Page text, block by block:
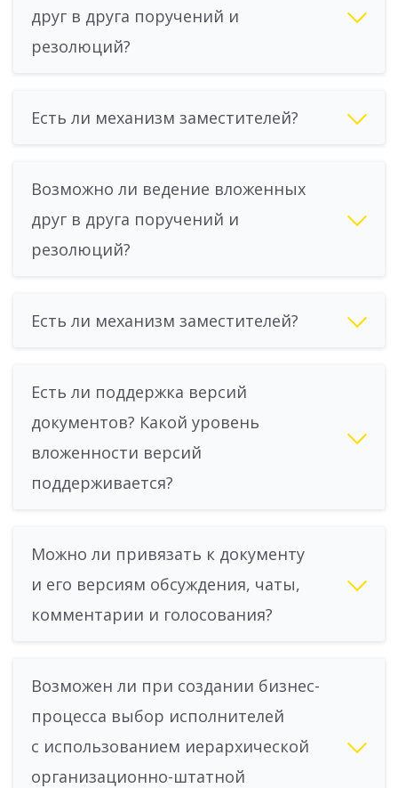
друг в друга поручений и
резолюций?
Есть ли механизм заместителей?
Возможно ли ведение вложенных
друг в друга поручений и
резолюций?
Есть ли механизм заместителей?
Есть ли поддержка версий
документов? Какой уровень
вложенности версий
поддерживается?
Можно ли привязать к документу
и его версиям обсуждения, чаты,
комментарии и голосования?
Возможен ли при создании бизнес-
процесса выбор исполнителей
с использованием иерархической
организационно-штатной